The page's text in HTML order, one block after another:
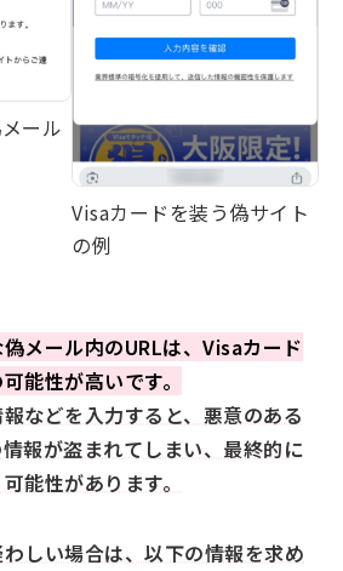
ール
Visaカードを装う偽サイト
の例
メール内のURLは、Visaカード
能性が高いです。
などを入力すると、悪意のある
報が盗まれてしまい、最終的に
能性があります。
しい場合は、以下の情報を求め